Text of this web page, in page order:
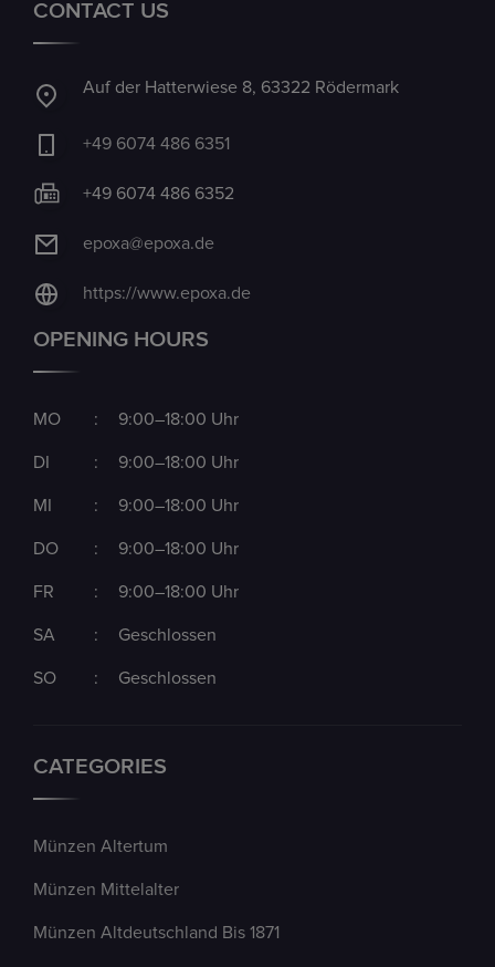
CONTACT US
Auf der Hatterwiese 8, 63322 Rödermark
+49 6074 486 6351
+49 6074 486 6352
epoxa@epoxa.de
https://www.epoxa.de
OPENING HOURS
MO : 9:00–18:00 Uhr
DI : 9:00–18:00 Uhr
MI : 9:00–18:00 Uhr
DO : 9:00–18:00 Uhr
FR : 9:00–18:00 Uhr
SA : Geschlossen
SO : Geschlossen
CATEGORIES
Münzen Altertum
Münzen Mittelalter
Münzen Altdeutschland Bis 1871